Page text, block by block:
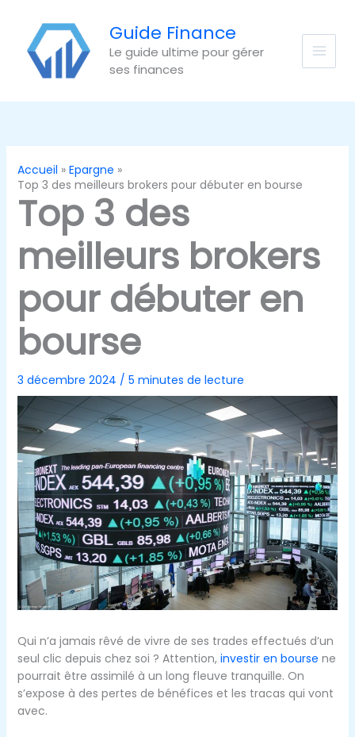
contenu
Guide Finance
Le guide ultime pour gérer
ses finances
Accueil
Epargne
Top 3 des meilleurs brokers pour débuter en bourse
Top 3 des
meilleurs brokers
pour débuter en
bourse
3 décembre 2024 / 5 minutes de lecture
Qui n’a jamais rêvé de vivre de ses trades effectués d’un
seul clic depuis chez soi ? Attention, investir en bourse ne
pourrait être assimilé à un long fleuve tranquille. On
s’expose à des pertes de bénéfices et les tracas qui vont
avec.